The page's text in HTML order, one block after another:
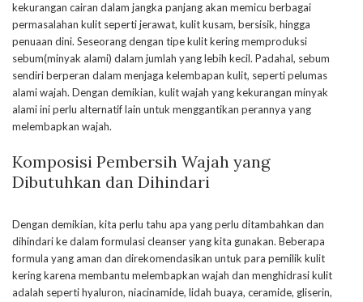
kekurangan cairan dalam jangka panjang akan memicu berbagai
permasalahan kulit seperti jerawat, kulit kusam, bersisik, hingga
penuaan dini. Seseorang dengan tipe kulit kering memproduksi
sebum(minyak alami) dalam jumlah yang lebih kecil. Padahal, sebum
sendiri berperan dalam menjaga kelembapan kulit, seperti pelumas
alami wajah. Dengan demikian, kulit wajah yang kekurangan minyak
alami ini perlu alternatif lain untuk menggantikan perannya yang
melembapkan wajah.
Komposisi Pembersih Wajah yang
Dibutuhkan dan Dihindari
Dengan demikian, kita perlu tahu apa yang perlu ditambahkan dan
dihindari ke dalam formulasi cleanser yang kita gunakan. Beberapa
formula yang aman dan direkomendasikan untuk para pemilik kulit
kering karena membantu melembapkan wajah dan menghidrasi kulit
adalah seperti hyaluron, niacinamide, lidah buaya, ceramide, gliserin,